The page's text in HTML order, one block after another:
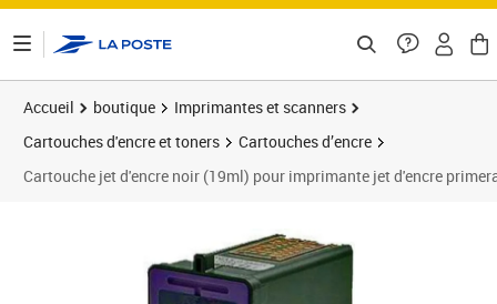
Accueil boutique
Imprimantes et scanners
Cartouches d'encre et toners
Cartouches d’encre
Cartouche jet d'encre noir (19ml) pour imprimante jet d'encre